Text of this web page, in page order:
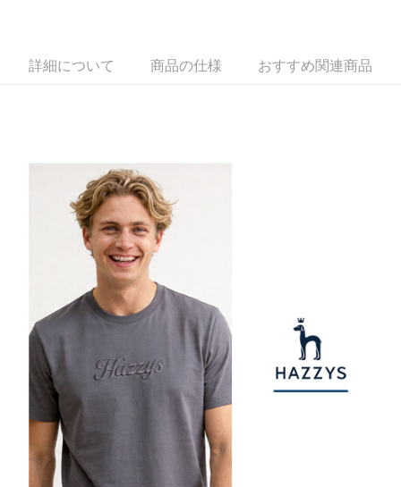
を基準とします。
【支払い方法の説明】
1. 分割払いの金額は電信請求書に統合されず、「OP Pay Later」は毎月の
締め日後に支払いリマインダーのSMSを送信します。
2. SMSのリンクを通じて請求書を開いた後、「コンビニバーコード／台湾
大直営店舗／銀行振込／街口支払い／iPASS MONEY」などのチャネルで
支払いを選択できます。
【注意事項】
1. 本サービスは「台湾大哥大株式会社」（以下「当社」といいます）によ
って提供され、ユーザーが取引時に本サービスを通じて商品やサービスを
購入できるようにし、店舗が売買／分割払い売買の債権を当社に譲渡した
後、契約に基づいて当社の請求書で帳款を支払うことになります。
2. 「OP Pay Later」を利用する契約関係の目的から、店舗はあなたの個人
情報（名前、電話または住所を含む）を台湾大哥大に提供し、収集、処理
および利用するために、当社があなた本人と分割請求書に必要な情報の確
認、照合および修正を行います。
3. 完全なユーザーサービス規約については、以下のリンクを参照してくだ
さい： https://oppay.tw/userRule
2.SMSで認証してお支払い手続を進めてください。
3.注文するときのお支払いは不要です。商品はご指定の住所に配送されま
グでお支払いください。
代金納付期限は最短で 14 日以内ですので、ご注意ください。AFTEE アプ
リをダウンロードして AFTEE 会員になるとお支払い期限を最長 45 日以内
まで延長できます。
お支払期限は、ショップが請求した期日と、AFTEEで延長できる日数をも
とに計算されます。AFTEEで注文すると、商品を受け取るまで支払い期限
を延長できますが、商品を期限内に受け取れない場合があります（例：予
約商品や商品到着日が比較的遅い商品）。そのため、商品到着の有無に関
わらず、AFTEEで指定された期限内にお支払いください。
二、支払い限度額
1.初回 AFTEEを ご利用の際に、認証結果及び当社の審査の結果に基づ
き、限度額が設定されます。
2.決済金額は最低NT$20です。
3.現在、台湾の会員のみご利用いただけます。
三、利用規約「AFTEE代金後払い」（以下当サービスという）はネットプ
ロテクションズ（以下 AFTEE という）が提供し、AFTEEが代金を徴収し
配送方法
萊爾富取貨付款
付款後萊爾富取貨
7-11取貨付款
送料無料
付款後7-11取貨
送料無料
送料無料
詳細について 商品の仕様 おすすめ関連商品